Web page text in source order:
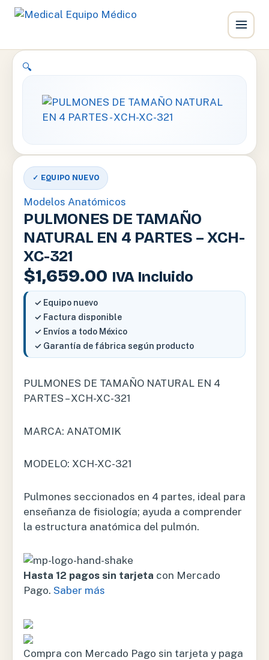
🔍
✓ EQUIPO NUEVO
Modelos Anatómicos
PULMONES DE TAMAÑO
NATURAL EN 4 PARTES – XCH-
XC-321
$1,659.00 IVA Incluido
✓ Equipo nuevo
✓ Factura disponible
✓ Envíos a todo México
✓ Garantía de fábrica según producto
PULMONES DE TAMAÑO NATURAL EN 4
PARTES – XCH-XC-321
MARCA: ANATOMIK
MODELO: XCH-XC-321
Pulmones seccionados en 4 partes, ideal para
enseñanza de fisiología; ayuda a comprender
la estructura anatómica del pulmón.
Hasta 12 pagos sin tarjeta con Mercado
Pago. Saber más
Compra con Mercado Pago sin tarjeta y paga